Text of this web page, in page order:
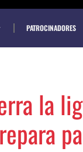
PATROCINADORES
la